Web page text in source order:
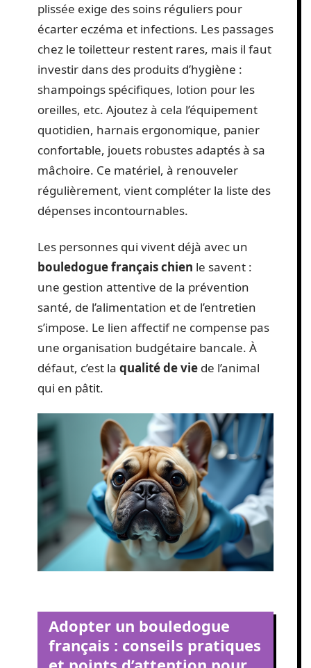
plissée exige des soins réguliers pour
écarter eczéma et infections. Les passages
chez le toiletteur restent rares, mais il faut
investir dans des produits d’hygiène :
shampoings spécifiques, lotion pour les
oreilles, etc. Ajoutez à cela l’équipement
quotidien, harnais ergonomique, panier
confortable, jouets robustes adaptés à sa
mâchoire. Ce matériel, à renouveler
régulièrement, vient compléter la liste des
dépenses incontournables.
Les personnes qui vivent déjà avec un
bouledogue français chien le savent :
une gestion attentive de la prévention
santé, de l’alimentation et de l’entretien
s’impose. Le lien affectif ne compense pas
une organisation budgétaire bancale. À
défaut, c’est la qualité de vie de l’animal
qui en pâtit.
Adopter un bouledogue
français : conseils pratiques